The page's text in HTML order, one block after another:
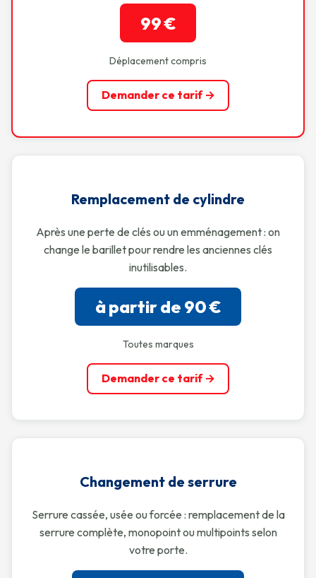
99 €
Déplacement compris
Demander ce tarif →
Remplacement de cylindre
Après une perte de clés ou un emménagement : on
change le barillet pour rendre les anciennes clés
inutilisables.
à partir de 90 €
Toutes marques
Demander ce tarif →
Changement de serrure
Serrure cassée, usée ou forcée : remplacement de la
serrure complète, monopoint ou multipoints selon
votre porte.